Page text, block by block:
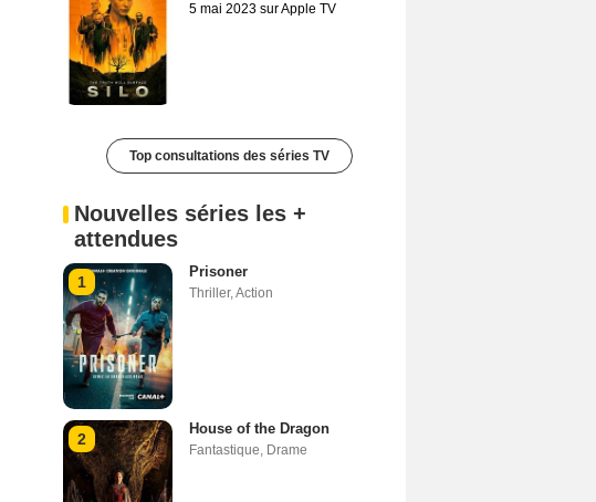
5 mai 2023 sur Apple TV
Top consultations des séries TV
Nouvelles séries les +
attendues
1
Prisoner
Thriller,Action
2
House of the Dragon
Fantastique, Drame